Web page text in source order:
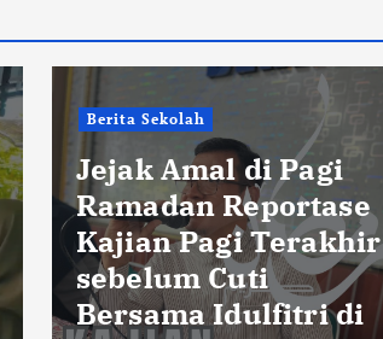
Berita Umum Uncategorized
Menjemput
Ampunan di
Sepuluh Malam
Terakhir Kajian Pagi